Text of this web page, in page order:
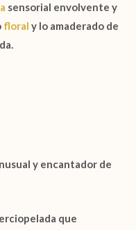
sensorial envolvente y
floral y lo amaderado de
y encantador de
que